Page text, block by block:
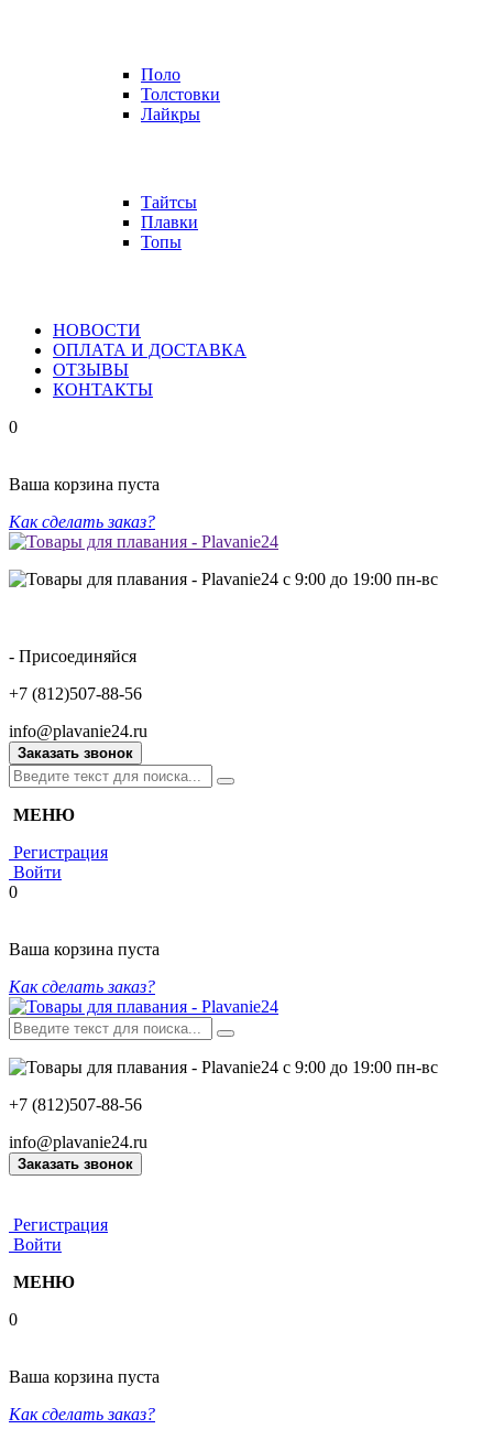
Поло
Толстовки
Лайкры
Тайтсы
Плавки
Топы
НОВОСТИ
ОПЛАТА И ДОСТАВКА
ОТЗЫВЫ
КОНТАКТЫ
0
Ваша корзина пуста
Как сделать заказ?
с 9:00 до 19:00 пн-вс
- Присоединяйся
+7 (812)507-88-56
info@plavanie24.ru
Заказать звонок
МЕНЮ
Регистрация
Войти
0
Ваша корзина пуста
Как сделать заказ?
с 9:00 до 19:00 пн-вс
+7 (812)507-88-56
info@plavanie24.ru
Заказать звонок
Регистрация
Войти
МЕНЮ
0
Ваша корзина пуста
Как сделать заказ?